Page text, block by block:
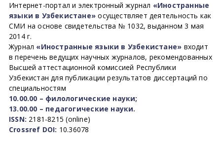
Интернет-портал и электронный журнал «Иностранные
языки в Узбекистане» осуществляет деятельность как
СМИ на основе свидетельства № 1032, выданном 3 мая
2014 г.
Журнал «Иностранные языки в Узбекистане» входит
в перечень ведущих научных журналов, рекомендованных
Высшей аттестационной комиссией Республики
Узбекистан для публикации результатов диссертаций по
специальностям
10.00.00 – филологические науки;
13.00.00 – педагогические науки.
ISSN: 2181-8215 (online)
Crossref DOI: 10.36078